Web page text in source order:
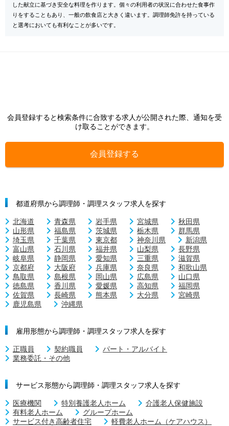
した献立に基づき安全な料理を作ります。個々の利用者の状況に合わせた食事作
りをすることもあり、一般の飲食店と大きく違います。調理師免許を持っている
と選考においても有利なことが多いです。
会員登録すると検索条件に合致する求人が公開された際、通知を受
け取ることができます。
会員登録する
都道府県から調理師・調理スタッフ求人を探す
北海道 青森県 岩手県 宮城県
秋田県
山形県
福島県 茨城県 栃木県
群馬県
埼玉県
千葉県 東京都 神奈川県
新潟県
富山県
石川県 福井県 山梨県
長野県
岐阜県
静岡県 愛知県 三重県
滋賀県
京都府
大阪府 兵庫県 奈良県
和歌山県
鳥取県
島根県 岡山県 広島県
山口県
徳島県
香川県 愛媛県 高知県
福岡県
佐賀県
長崎県 熊本県 大分県
宮崎県
鹿児島県
沖縄県
雇用形態から調理師・調理スタッフ求人を探す
正職員 契約職員
パート・アルバイト
業務委託・その他
サービス形態から調理師・調理スタッフ求人を探す
医療機関 特別養護老人ホーム
介護老人保健施設
有料老人ホーム
グループホーム
サービス付き高齢者住宅
軽費老人ホーム（ケアハウス）